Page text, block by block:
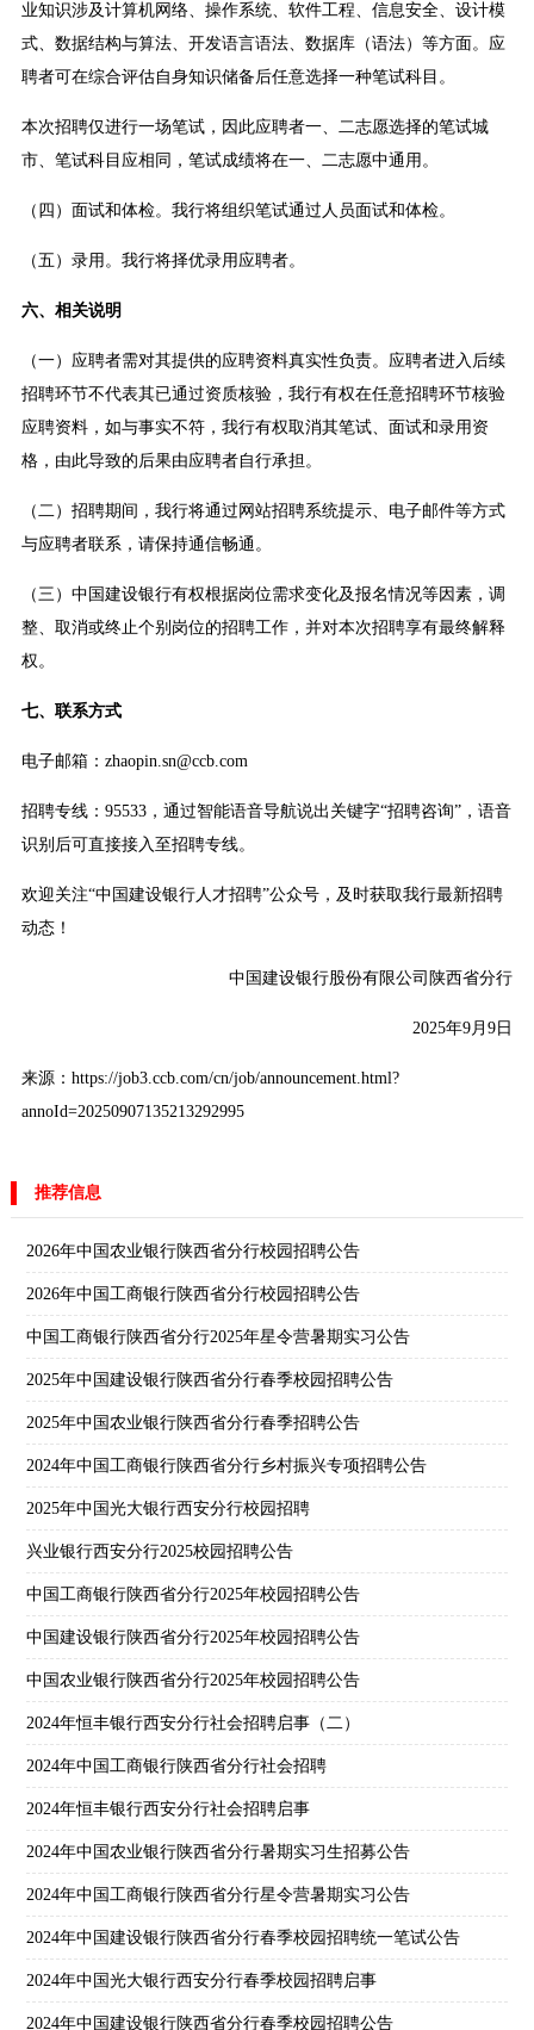
业知识涉及计算机网络、操作系统、软件工程、信息安全、设计模
式、数据结构与算法、开发语言语法、数据库（语法）等方面。应
聘者可在综合评估自身知识储备后任意选择一种笔试科目。
本次招聘仅进行一场笔试，因此应聘者一、二志愿选择的笔试城
市、笔试科目应相同，笔试成绩将在一、二志愿中通用。
（四）面试和体检。我行将组织笔试通过人员面试和体检。
（五）录用。我行将择优录用应聘者。
六、相关说明
（一）应聘者需对其提供的应聘资料真实性负责。应聘者进入后续
招聘环节不代表其已通过资质核验，我行有权在任意招聘环节核验
应聘资料，如与事实不符，我行有权取消其笔试、面试和录用资
格，由此导致的后果由应聘者自行承担。
（二）招聘期间，我行将通过网站招聘系统提示、电子邮件等方式
与应聘者联系，请保持通信畅通。
（三）中国建设银行有权根据岗位需求变化及报名情况等因素，调
整、取消或终止个别岗位的招聘工作，并对本次招聘享有最终解释
权。
七、联系方式
电子邮箱：zhaopin.sn@ccb.com
招聘专线：95533，通过智能语音导航说出关键字“招聘咨询”，语音
识别后可直接接入至招聘专线。
欢迎关注“中国建设银行人才招聘”公众号，及时获取我行最新招聘
动态！
中国建设银行股份有限公司陕西省分行
2025年9月9日
来源：https://job3.ccb.com/cn/job/announcement.html?
annoId=20250907135213292995
推荐信息
2026年中国农业银行陕西省分行校园招聘公告
2026年中国工商银行陕西省分行校园招聘公告
中国工商银行陕西省分行2025年星令营暑期实习公告
2025年中国建设银行陕西省分行春季校园招聘公告
2025年中国农业银行陕西省分行春季招聘公告
2024年中国工商银行陕西省分行乡村振兴专项招聘公告
2025年中国光大银行西安分行校园招聘
兴业银行西安分行2025校园招聘公告
中国工商银行陕西省分行2025年校园招聘公告
中国建设银行陕西省分行2025年校园招聘公告
中国农业银行陕西省分行2025年校园招聘公告
2024年恒丰银行西安分行社会招聘启事（二）
2024年中国工商银行陕西省分行社会招聘
2024年恒丰银行西安分行社会招聘启事
2024年中国农业银行陕西省分行暑期实习生招募公告
2024年中国工商银行陕西省分行星令营暑期实习公告
2024年中国建设银行陕西省分行春季校园招聘统一笔试公告
2024年中国光大银行西安分行春季校园招聘启事
2024年中国建设银行陕西省分行春季校园招聘公告